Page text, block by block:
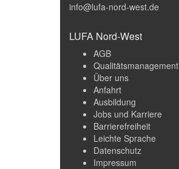
info@lufa-nord-west.de
LUFA Nord-West
AGB
Qualitätsmanagement
Über uns
Anfahrt
Ausbildung
Jobs und Karriere
Barrierefreiheit
Leichte Sprache
Datenschutz
Impressum